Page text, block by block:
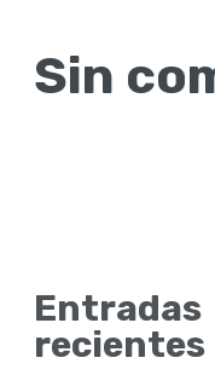
Sin
Entradas
recientes